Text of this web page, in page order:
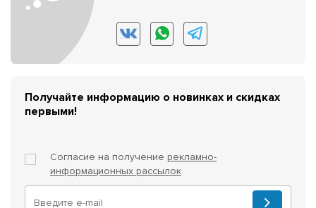
Получайте информацию о новинках и скидках
первыми!
Согласие на получение рекламно-
информационных рассылок